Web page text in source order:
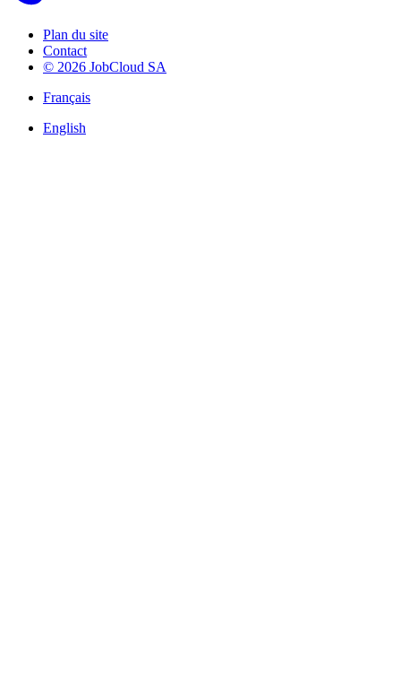
Plan du site
Contact
© 2026 JobCloud SA
Français
English